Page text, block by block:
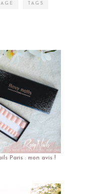
TAGS
Paris : mon avis !